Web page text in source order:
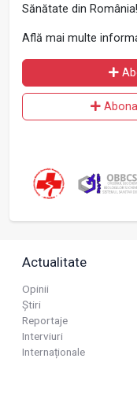
Sănătate din România!
Află mai multe
Actualitate
Opinii
Știri
Reportaje
Interviuri
Internaționale